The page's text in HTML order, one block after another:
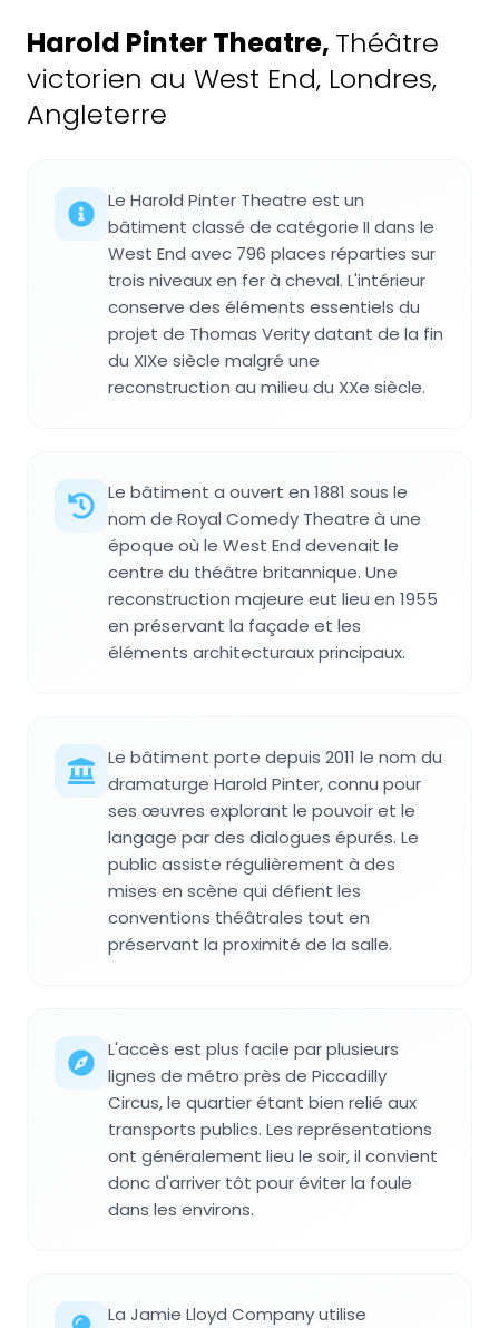
Harold Pinter Theatre, Théâtre
victorien au West End, Londres,
Angleterre
Le Harold Pinter Theatre est un
bâtiment classé de catégorie II dans le
West End avec 796 places réparties sur
trois niveaux en fer à cheval. L'intérieur
conserve des éléments essentiels du
projet de Thomas Verity datant de la fin
du XIXe siècle malgré une
reconstruction au milieu du XXe siècle.
Le bâtiment a ouvert en 1881 sous le
nom de Royal Comedy Theatre à une
époque où le West End devenait le
centre du théâtre britannique. Une
reconstruction majeure eut lieu en 1955
en préservant la façade et les
éléments architecturaux principaux.
Le bâtiment porte depuis 2011 le nom du
dramaturge Harold Pinter, connu pour
ses œuvres explorant le pouvoir et le
langage par des dialogues épurés. Le
public assiste régulièrement à des
mises en scène qui défient les
conventions théâtrales tout en
préservant la proximité de la salle.
L'accès est plus facile par plusieurs
lignes de métro près de Piccadilly
Circus, le quartier étant bien relié aux
transports publics. Les représentations
ont généralement lieu le soir, il convient
donc d'arriver tôt pour éviter la foule
dans les environs.
La Jamie Lloyd Company utilise